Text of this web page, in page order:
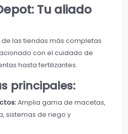
Tu aliado
de las tiendas más completas
con el cuidado de
hasta fertilizantes.
principales:
Amplia gama de macetas,
sistemas de riego y